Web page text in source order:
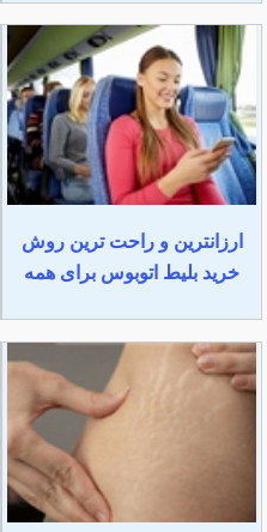
ارزانترین و راحت ترین روش
خرید بلیط اتوبوس برای همه